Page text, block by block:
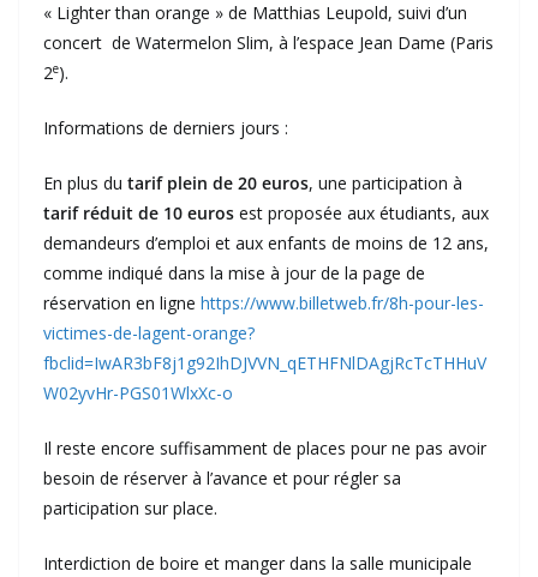
« Lighter than orange » de Matthias Leupold, suivi d’un
concert de Watermelon Slim, à l’espace Jean Dame (Paris
2e).
Informations de derniers jours :
En plus du tarif plein de 20 euros, une participation à
tarif réduit de 10 euros est proposée aux étudiants, aux
demandeurs d’emploi et aux enfants de moins de 12 ans,
comme indiqué dans la mise à jour de la page de
réservation en ligne https://www.billetweb.fr/8h-pour-les-
victimes-de-lagent-orange?
fbclid=IwAR3bF8j1g92IhDJVVN_qETHFNlDAgjRcTcTHHuV
W02yvHr-PGS01WlxXc-o
Il reste encore suffisamment de places pour ne pas avoir
besoin de réserver à l’avance et pour régler sa
participation sur place.
Interdiction de boire et manger dans la salle municipale